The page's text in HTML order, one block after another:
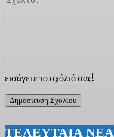
εισάγετε το σχόλιό σας!
ΤΕΛΕΥΤΑΙΑ ΝΕΑ